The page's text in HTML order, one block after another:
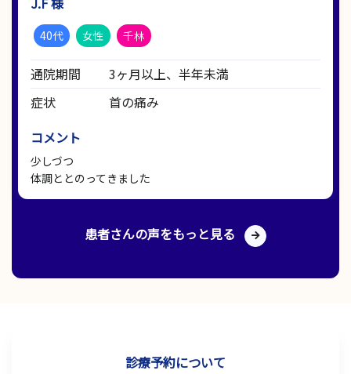
40代 女性 千林
通院期間
3ヶ月以上、半年未満
症状
首の痛み
コメント
少しづつ
体調ととのってきました
患者さんの声をもっと見る
診療予約について